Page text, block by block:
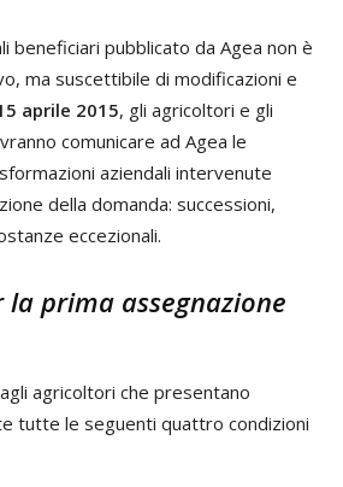
beneficiari pubblicato da Agea non è
ma suscettibile di modificazioni e
aprile 2015, gli agricoltori e gli
comunicare ad Agea le
aziendali intervenute
della domanda: successioni,
eccezionali.
la prima assegnazione
agricoltori che presentano
tutte le seguenti quattro condizioni